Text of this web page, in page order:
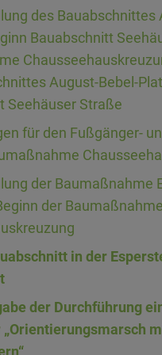
des Bauabschnittes
Bauabschnitt
August-Bebel-
Seehäuser Straße
für den Fußgänger-
der Baumaßnahme
der Baumaßnahme
in der
der Durchführung
„Orientierungsmarsch